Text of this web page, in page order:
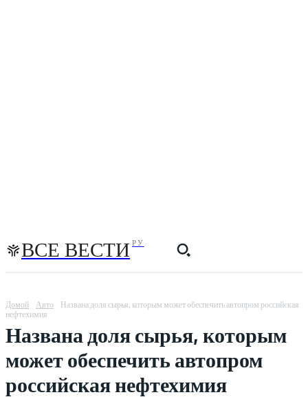
ВСЕ ВЕСТИ РУ
Домой Авто
Названа доля сырья, которым может обеспечить автопром российская
нефтехимия
Названа доля сырья, которым
может обеспечить автопром
российская нефтехимия